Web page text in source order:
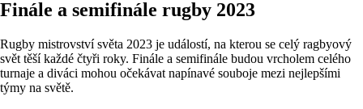
Finále a semifinále rugby 2023
Rugby mistrovství světa 2023 je událostí, na kterou se celý ragbyový
svět těší každé čtyři roky. Finále a semifinále budou vrcholem celého
turnaje a diváci mohou očekávat napínavé souboje mezi nejlepšími
týmy na světě.